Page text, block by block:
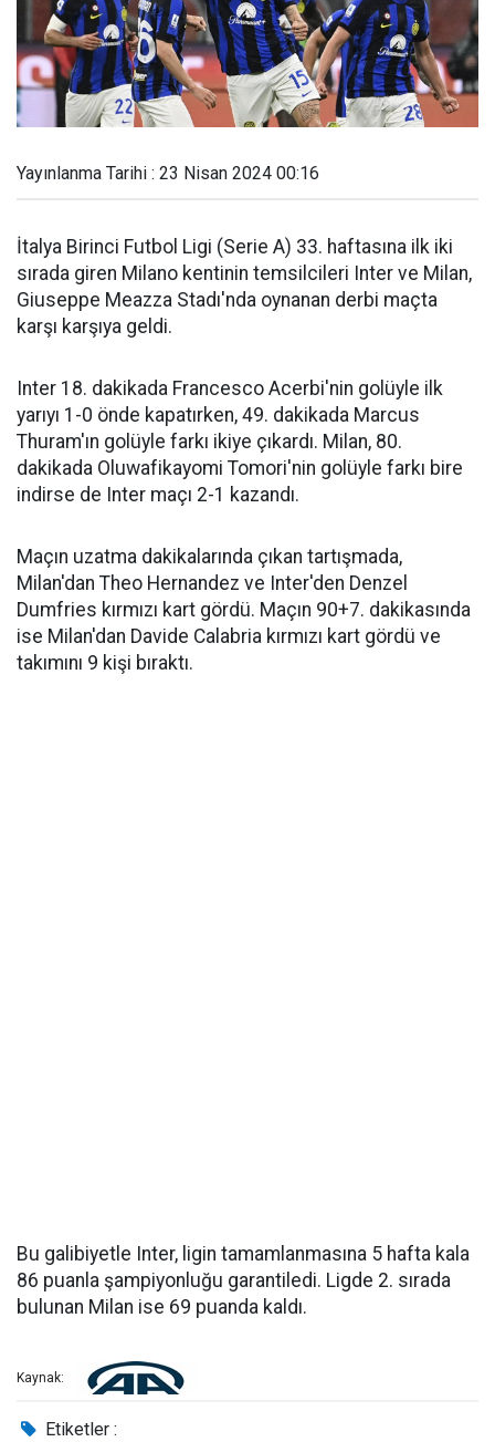
Yayınlanma Tarihi : 23 Nisan 2024 00:16
İtalya Birinci Futbol Ligi (Serie A) 33. haftasına ilk iki
sırada giren Milano kentinin temsilcileri Inter ve Milan,
Giuseppe Meazza Stadı'nda oynanan derbi maçta
karşı karşıya geldi.
Inter 18. dakikada Francesco Acerbi'nin golüyle ilk
yarıyı 1-0 önde kapatırken, 49. dakikada Marcus
Thuram'ın golüyle farkı ikiye çıkardı. Milan, 80.
dakikada Oluwafikayomi Tomori'nin golüyle farkı bire
indirse de Inter maçı 2-1 kazandı.
Maçın uzatma dakikalarında çıkan tartışmada,
Milan'dan Theo Hernandez ve Inter'den Denzel
Dumfries kırmızı kart gördü. Maçın 90+7. dakikasında
ise Milan'dan Davide Calabria kırmızı kart gördü ve
takımını 9 kişi bıraktı.
Bu galibiyetle Inter, ligin tamamlanmasına 5 hafta kala
86 puanla şampiyonluğu garantiledi. Ligde 2. sırada
bulunan Milan ise 69 puanda kaldı.
Kaynak:
Etiketler :